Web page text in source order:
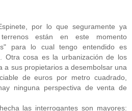
por lo que seguramente ya
están en este momento
para lo cual tengo entendido es
Otra cosa es la urbanización de los
a sus propietarios a desembolsar una
de euros por metro cuadrado,
ninguna perspectiva de venta de
las interrogantes son mayores: